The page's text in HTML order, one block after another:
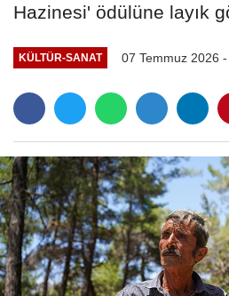
Hazinesi' ödülüne layık
KÜLTÜR-SANAT 07 Temmuz 2026